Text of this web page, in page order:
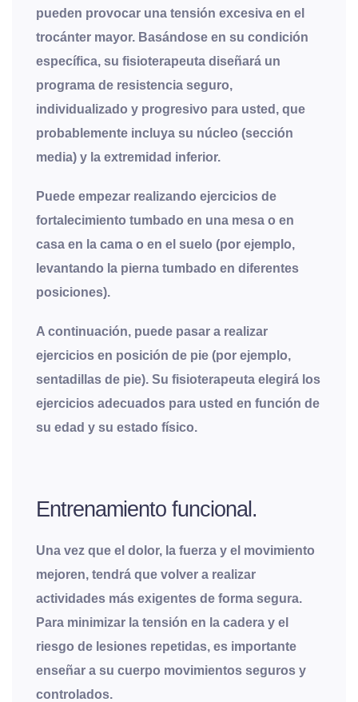
pueden provocar una tensión excesiva en el
trocánter mayor. Basándose en su condición
específica, su fisioterapeuta diseñará un
programa de resistencia seguro,
individualizado y progresivo para usted, que
probablemente incluya su núcleo (sección
media) y la extremidad inferior.
Puede empezar realizando ejercicios de
fortalecimiento tumbado en una mesa o en
casa en la cama o en el suelo (por ejemplo,
levantando la pierna tumbado en diferentes
posiciones).
A continuación, puede pasar a realizar
ejercicios en posición de pie (por ejemplo,
sentadillas de pie). Su fisioterapeuta elegirá los
ejercicios adecuados para usted en función de
su edad y su estado físico.
Entrenamiento funcional.
Una vez que el dolor, la fuerza y el movimiento
mejoren, tendrá que volver a realizar
actividades más exigentes de forma segura.
Para minimizar la tensión en la cadera y el
riesgo de lesiones repetidas, es importante
enseñar a su cuerpo movimientos seguros y
controlados.